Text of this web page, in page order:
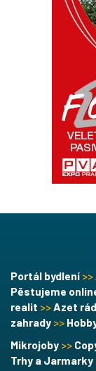
Portál bydlení >>
Pěstujeme
realit >> Azet
zahrady >>
Mikrojoby >>
Trhy a Jarmarky